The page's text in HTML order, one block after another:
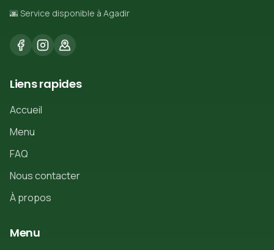
🌆 Service disponible à Agadir
Liens rapides
Accueil
Menu
FAQ
Nous contacter
À propos
Menu